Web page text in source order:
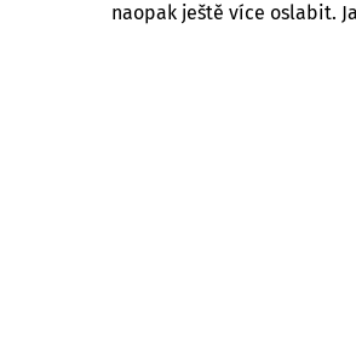
naopak ještě více oslabit.